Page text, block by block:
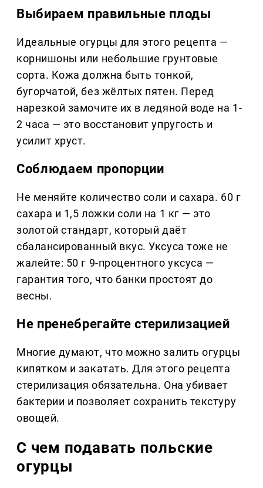
Выбираем правильные плоды
Идеальные огурцы для этого рецепта —
корнишоны или небольшие грунтовые
сорта. Кожа должна быть тонкой,
бугорчатой, без жёлтых пятен. Перед
нарезкой замочите их в ледяной воде на 1-
2 часа — это восстановит упругость и
усилит хруст.
Соблюдаем пропорции
Не меняйте количество соли и сахара. 60 г
сахара и 1,5 ложки соли на 1 кг — это
золотой стандарт, который даёт
сбалансированный вкус. Уксуса тоже не
жалейте: 50 г 9-процентного уксуса —
гарантия того, что банки простоят до
весны.
Не пренебрегайте стерилизацией
Многие думают, что можно залить огурцы
кипятком и закатать. Для этого рецепта
стерилизация обязательна. Она убивает
бактерии и позволяет сохранить текстуру
овощей.
С чем подавать польские
огурцы